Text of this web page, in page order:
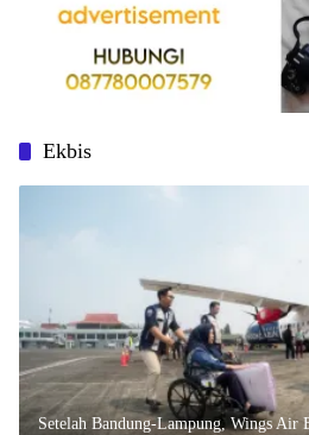
Ekbis
Setelah Bandung-Lampung, Wings Air